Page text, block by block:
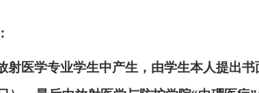
射医学专业学生中产生，由学生本人提出